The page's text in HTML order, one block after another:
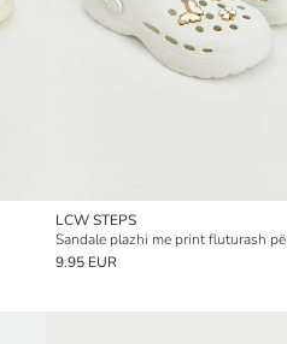
LCW STEPS
Sandale plazhi me print fluturash
9.95 EUR